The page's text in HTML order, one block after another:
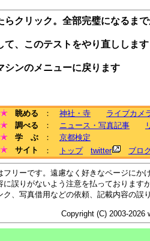
らクリック。全部完璧になるま
て、このテストをやり直しします
シンのメニューに戻ります
眺める ： 神社・寺
ライブカメ
調べる
： ニュース・写真記事
学 ぶ
： 京都検定
サイト
： トップ twitter ブロ
フリーです。遠慮なく好きなページに
に誤りがないよう注意を払っております
ク、写真借用などの依頼、記載内容の誤
Copyright (C) 2003-2026